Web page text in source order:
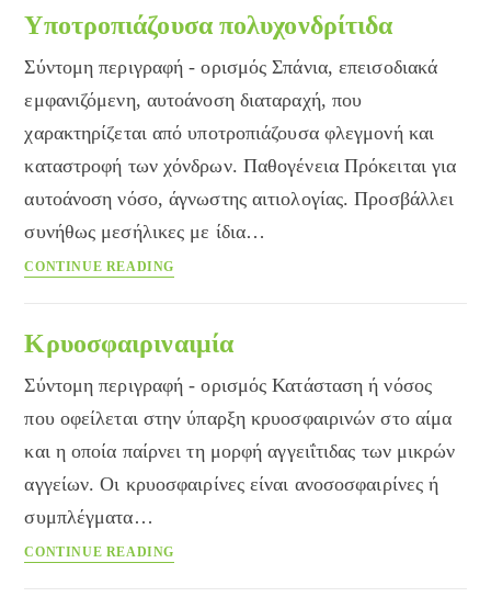
Υποτροπιάζουσα πολυχονδρίτιδα
Σύντομη περιγραφή - ορισμός Σπάνια, επεισοδιακά
εμφανιζόμενη, αυτοάνοση διαταραχή, που
χαρακτηρίζεται από υποτροπιάζουσα φλεγμονή και
καταστροφή των χόνδρων. Παθογένεια Πρόκειται για
αυτοάνοση νόσο, άγνωστης αιτιολογίας. Προσβάλλει
συνήθως μεσήλικες με ίδια…
CONTINUE READING
Κρυοσφαιριναιμία
Σύντομη περιγραφή - ορισμός Κατάσταση ή νόσος
που οφείλεται στην ύπαρξη κρυοσφαιρινών στο αίμα
και η οποία παίρνει τη μορφή αγγειΐτιδας των μικρών
αγγείων. Οι κρυοσφαιρίνες είναι ανοσοσφαιρίνες ή
συμπλέγματα…
CONTINUE READING